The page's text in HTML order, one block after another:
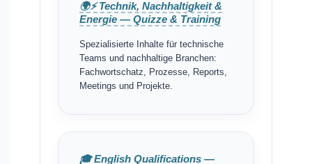
🌍⚡ Technik, Nachhaltigkeit &
Energie — Quizze & Training
Spezialisierte Inhalte für technische
Teams und nachhaltige Branchen:
Fachwortschatz, Prozesse, Reports,
Meetings und Projekte.
🎓 English Qualifications —